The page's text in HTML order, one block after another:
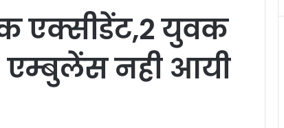
एक्सीडेंट,2 युवक
एम्बुलेंस नही आयी